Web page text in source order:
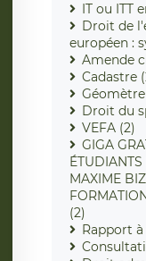
IT ou ITT
Droit de
européen :
Amende
Cadastre
Droit du
VEFA (2)
GIGA
MAXIME
(2)
Rapport